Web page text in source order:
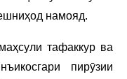
намояд.
тафаккур ва
пирӯзии